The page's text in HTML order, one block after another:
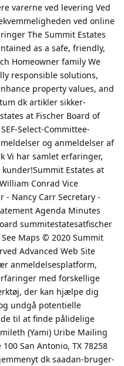
varerne ved levering Ved
ved online
The Summit Estates
as a safe, friendly,
Homeowner family We
responsible solutions,
property values, and
dk artikler sikker-
at Fischer Board of
Select-Committee-
og anmeldelser af
Vi har samlet erfaringer,
Estates at
Conrad Vice
- Nancy Carr Secretary -
Agenda Minutes
summitestatesatfischer
Maps © 2020 Summit
Advanced Web Site
anmeldelsesplatform,
med forskellige
der kan hjælpe dig
undgå potentielle
til at finde pålidelige
(Yami) Uribe Mailing
San Antonio, TX 78258
dk saadan-bruger-